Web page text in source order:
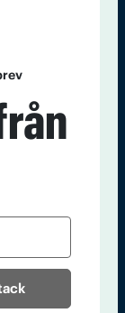
Lundkvist,
In English